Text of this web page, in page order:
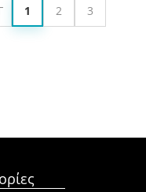
1 2 3